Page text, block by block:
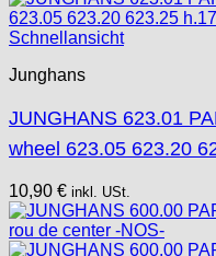
Schnellansicht
Junghans
JUNGHANS 623.01
wheel 623.05 623.20
10,90 € inkl. USt.